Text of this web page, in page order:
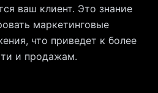
ваш клиент. Это знание
маркетинговые
что приведет к более
и продажам.